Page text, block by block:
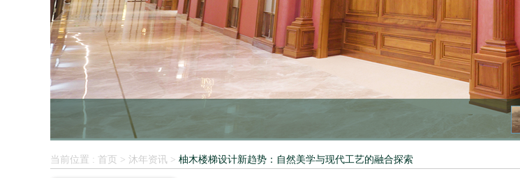
当前位置 : 首页 > 沐年资讯 > 柚木楼梯设计新趋势：自然美学与现代工艺的融合探索